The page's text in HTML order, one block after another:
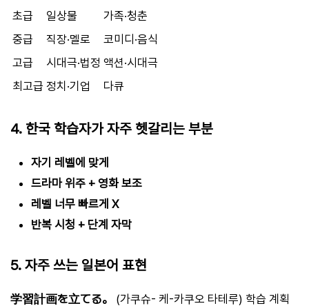
초급
일상물
가족·청춘
중급
직장·멜로
코미디·음식
고급
시대극·법정 액션·시대극
최고급 정치·기업 다큐
4. 한국 학습자가 자주 헷갈리는 부분
자기 레벨에 맞게
드라마 위주 + 영화 보조
레벨 너무 빠르게 X
반복 시청 + 단계 자막
5. 자주 쓰는 일본어 표현
学習計画を立てる。 (가쿠슈- 케-카쿠오 타테루) 학습 계획